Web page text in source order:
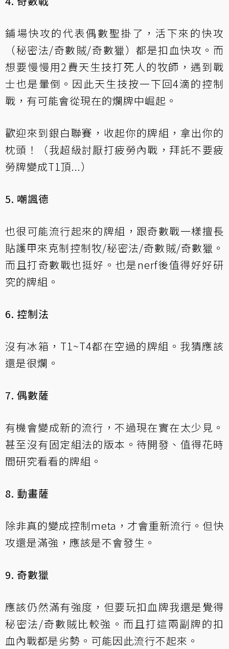
鋪場快攻的代表偶數聖掛了，活下來的快攻
（秘密法/奇數賊/奇數獵）都是扣血快攻。而
想要慢慢用2費天生技打死人的牧師，遇到戰
士也是暈倒。因此天生技按一下回4滴的控制
戰，有可能會從現在的爛牌中崛起。
歡迎來到銀白聯賽，收起你的牌組，拿出你的
枕頭！（我超級討厭打疲勞內戰，拜託不要疲
勞牌變成T1頂...）
5. 嘲諷德
也很可能流行起來的牌組，跟奇數戰一樣擅長
貼護甲來克制控制牧/秘密法/奇數賊/奇數獵。
而且打奇數戰也挺好。也是nerf後值得好好研
究的牌組。
6. 控制法
沒有冰箱，T1~T4都在空過的牌組。我猜應該
還是很爛。
7. 偶數薩
有機會變成新的流行，不過現在實在太少見。
甚至沒有固定組法的版本。待開發、值得花時
間研究看看的牌組。
8. 動畫薩
除非真的變成控制meta，才會重新流行。但快
攻還是滿強，應該是不會發生。
9. 奇數獵
應該仍然滿有強度，但要玩扣血牌我還是覺得
秘密法/奇數賊比較強。而且打這兩副牌的扣
血內戰都是劣勢。可能因此流行不起來。